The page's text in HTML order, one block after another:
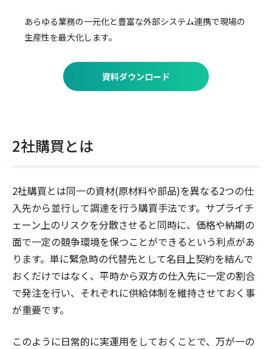
あらゆる業務の一元化と豊富な外部システム連携で現場の
生産性を最大化します。
資料ダウンロード
2社購買とは
2社購買とは同一の資材(原材料や部品)を異なる2つの仕
入先から並行して調達を行う購買手法です。サプライチ
ェーン上のリスクを分散させると同時に、価格や納期の
面で一定の競争環境を保つことができるという利点があ
ります。単に緊急時の代替先として名目上契約を結んで
おくだけではなく、平時から双方の仕入先に一定の割合
で発注を行い、それぞれに供給体制を維持させておく事
が重要です。
このように日常的に実運用をしておくことで、万が一の